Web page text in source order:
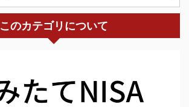
このカテゴリについて